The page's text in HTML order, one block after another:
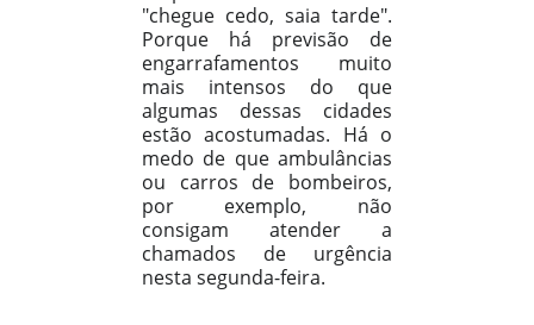
"chegue cedo, saia tarde".
Porque há previsão de
engarrafamentos muito
mais intensos do que
algumas dessas cidades
estão acostumadas. Há o
medo de que ambulâncias
ou carros de bombeiros,
por exemplo, não
consigam atender a
chamados de urgência
nesta segunda-feira.